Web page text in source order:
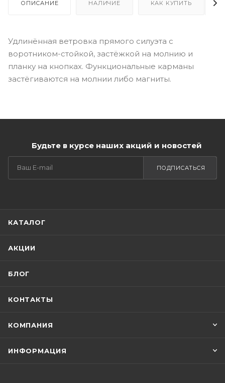
ОПИСАНИЕ НАЛИЧИЕ КАК КУПИТЬ
Удлинённая ветровка прямого силуэта с
воротником-стойкой, застёжкой на молнию и
планку на кнопках. Функциональные карманы
застёгиваются на молнии либо магниты.
Будьте в курсе наших акций и новостей
ПОДПИСАТЬСЯ
КАТАЛОГ
АКЦИИ
БЛОГ
КОНТАКТЫ
КОМПАНИЯ
ИНФОРМАЦИЯ